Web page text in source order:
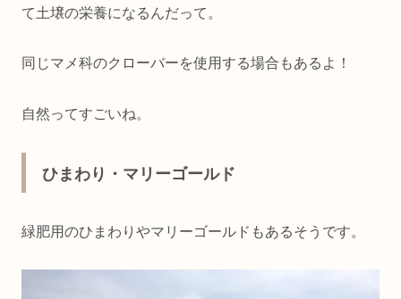
て土壌の栄養になるんだって。
同じマメ科のクローバーを使用する場合もあるよ！
自然ってすごいね。
ひまわり・マリーゴールド
緑肥用のひまわりやマリーゴールドもあるそうです。